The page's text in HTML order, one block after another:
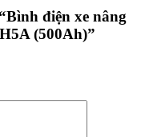
điện xe nâng
(500Ah)”